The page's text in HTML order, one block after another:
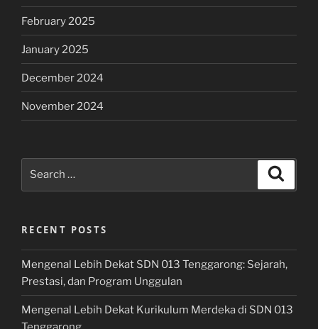
February 2025
January 2025
December 2024
November 2024
RECENT POSTS
Mengenal Lebih Dekat SDN 013 Tenggarong: Sejarah,
Prestasi, dan Program Unggulan
Mengenal Lebih Dekat Kurikulum Merdeka di SDN 013